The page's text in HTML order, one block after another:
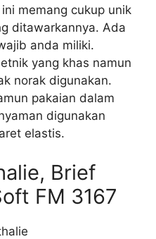
memang cukup unik
ditawarkannya. Ada
anda miliki.
yang khas namun
norak digunakan.
pakaian dalam
digunakan
elastis.
Brief
FM 3167